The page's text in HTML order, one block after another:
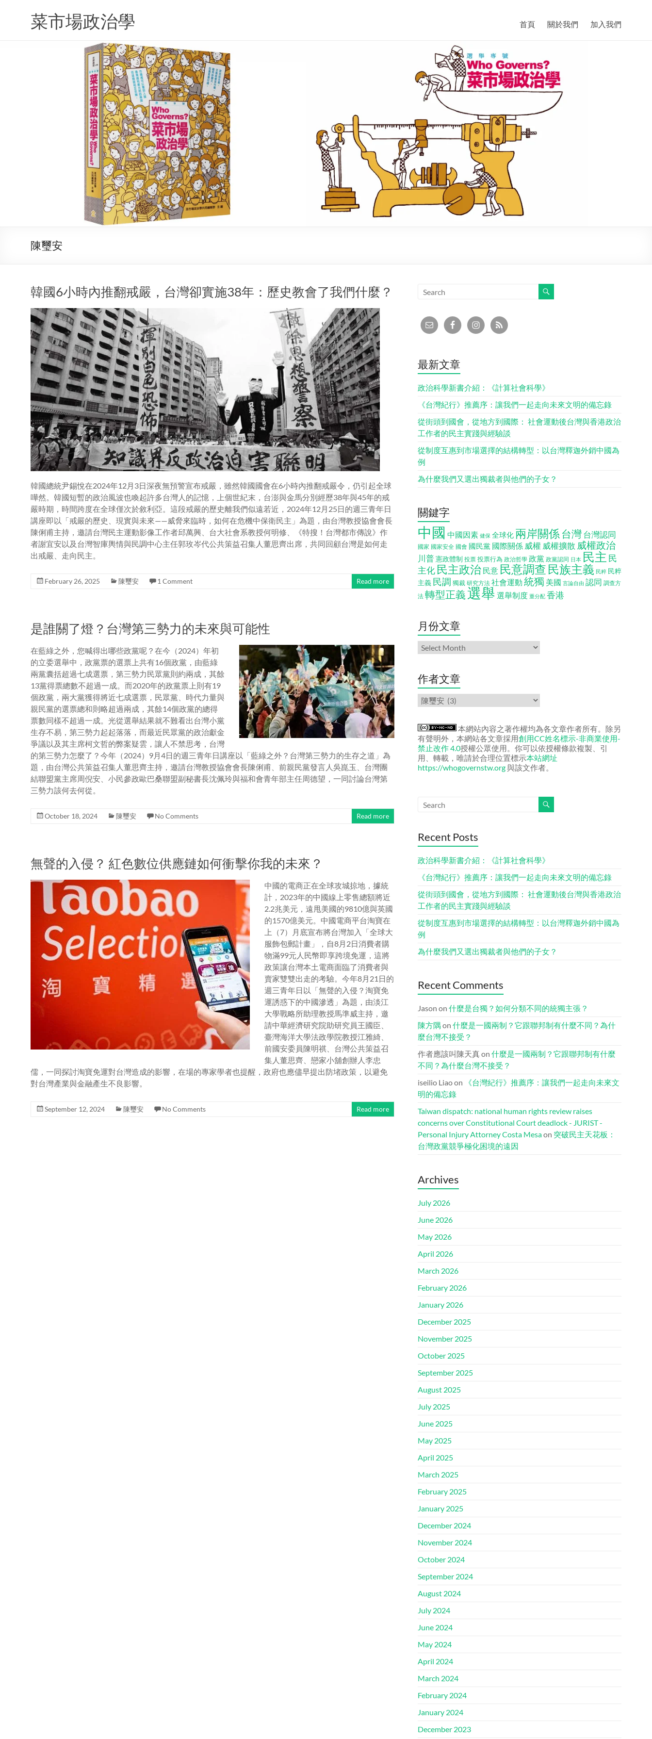
菜市場政治學 首頁 關於我們 加入我們
陳璽安
韓國6小時內推翻戒嚴，台灣卻實施38年：歷史教會了我們什麼？
韓國總統尹錫悅在2024年12月3日深夜無預警宣布戒嚴，雖然韓國國會在6小時內推翻戒嚴令，仍引起全球
嘩然。韓國短暫的政治風波也喚起許多台灣人的記憶，上個世紀末，台澎與金馬分別經歷38年與45年的戒
嚴時期，時間跨度在全球僅次於敘利亞。這段戒嚴的歷史離我們似遠若近，2024年12月25日的週三青年日
講座即以「戒嚴的歷史、現實與未來——威脅來臨時，如何在危機中保衛民主」為題，由台灣教授協會會長
陳俐甫主持，邀請台灣民主運動影像工作者邱萬興、台大社會系教授何明修、《特搜！台灣都市傳說》作
者謝宜安以及台灣智庫輿情與民調中心主任郭玫岑代公共策益召集人董思齊出席，共同回顧台灣是如何走
出戒嚴、走向民主。
February 26, 2025 陳璽安 1 Comment Read more
是誰關了燈？台灣第三勢力的未來與可能性
在藍綠之外，您喊得出哪些政黨呢？在今（2024）年初
的立委選舉中，政黨票的選票上共有16個政黨，由藍綠
兩黨囊括超過七成選票，第三勢力民眾黨則約兩成，其餘
13黨得票總數不超過一成。而2020年的政黨票上則有19
個政黨，兩大黨獲得將近七成選票，民眾黨、時代力量與
親民黨的選票總和則略超過兩成，其餘14個政黨的總得
票數同樣不超過一成。光從選舉結果就不難看出台灣小黨
生存不易，第三勢力起起落落，而最近民眾黨的政治獻金
爭議以及其主席柯文哲的弊案疑雲，讓人不禁思考，台灣
的第三勢力怎麼了？今年（2024）9月4日的週三青年日講座以「藍綠之外？台灣第三勢力的生存之道」為
題，由台灣公共策益召集人董思齊主持，邀請台灣教授協會會長陳俐甫、前親民黨發言人吳崑玉、台灣團
結聯盟黨主席周倪安、小民參政歐巴桑聯盟副秘書長沈佩玲與福和會青年部主任周德望，一同討論台灣第
三勢力該何去何從。
October 18, 2024 陳璽安 No Comments Read more
無聲的入侵？ 紅色數位供應鏈如何衝擊你我的未來？
中國的電商正在全球攻城掠地，據統
計，2023年的中國線上零售總額將近
2.2兆美元，遠甩美國的9810億與英國
的1570億美元。中國電商平台淘寶在
上（7）月底宣布將台灣加入「全球大
服飾包郵計畫」，自8月2日消費者購
物滿99元人民幣即享跨境免運，這將
政策讓台灣本土電商面臨了消費者與
賣家雙雙出走的考驗。今年8月21日的
週三青年日以「無聲的入侵？淘寶免
運誘惑下的中國滲透」為題，由淡江
大學戰略所助理教授馬準威主持，邀
請中華經濟研究院助研究員王國臣、
臺灣海洋大學法政學院教授江雅綺、
前國安委員陳明祺、台灣公共策益召
集人董思齊、戀家小舖創辦人李忠
儒，一同探討淘寶免運對台灣造成的影響，在場的專家學者也提醒，政府也應儘早提出防堵政策，以避免
對台灣產業與金融產生不良影響。
September 12, 2024 陳璽安 No Comments Read more
最新文章
政治科學新書介紹：《計算社會科學》
《台灣紀行》推薦序：讓我們一起走向未來文明的備忘錄
從街頭到國會，從地方到國際： 社會運動後台灣與香港政治
工作者的民主實踐與經驗談
從制度互惠到市場選擇的結構轉型：以台灣釋迦外銷中國為
例
為什麼我們又選出獨裁者與他們的子女？
關鍵字
中國 中國因素 健保 全球化 兩岸關係 台灣台灣認同
國家 國家安全 國會 國民黨 國際關係 威權 威權擴散 威權政治
川普憲政體制 投票 投票行為 政治哲學 政黨 政黨認同 日本 民主 民
主化民主政治 民意 民意調查 民族主義 民粹 民粹
主義 民調 獨裁 研究方法 社會運動 統獨 美國 言論自由 認同 調查方
法 轉型正義 選舉 選舉制度 重分配 香港
月份文章
月
份
章
作者文章
作
者
章
本網站內容之著作權均為各文章作者所有。除另
有聲明外，本網站各文章採用創用CC姓名標示-非商業使用-
禁止改作 4.0授權公眾使用。你可以依授權條款複製、引
用、轉載，唯請於合理位置標示本站網址
https://whogovernstw.org與該文作者。
Recent Posts
政治科學新書介紹：《計算社會科學》
《台灣紀行》推薦序：讓我們一起走向未來文明的備忘錄
從街頭到國會，從地方到國際： 社會運動後台灣與香港政治
工作者的民主實踐與經驗談
從制度互惠到市場選擇的結構轉型：以台灣釋迦外銷中國為
例
為什麼我們又選出獨裁者與他們的子女？
Recent Comments
Jason on 什麼是台獨？如何分類不同的統獨主張？
陳方隅 on 什麼是一國兩制？它跟聯邦制有什麼不同？為什
麼台灣不接受？
作者應該叫陳天真on 什麼是一國兩制？它跟聯邦制有什麼
不同？為什麼台灣不接受？
iseilio Liaoon
《台灣紀行》推薦序：讓我們一起走向未來文
明的備忘錄
Taiwan dispatch: national human rights review raises
concerns over Constitutional Court deadlock - JURIST -
Personal Injury Attorney Costa Mesaon 突破民主天花板：
台灣政黨競爭極化困境的遠因
Archives
July 2026
June 2026
May 2026
April 2026
March 2026
February 2026
January 2026
December 2025
November 2025
October 2025
September 2025
August 2025
July 2025
June 2025
May 2025
April 2025
March 2025
February 2025
January 2025
December 2024
November 2024
October 2024
September 2024
August 2024
July 2024
June 2024
May 2024
April 2024
March 2024
February 2024
January 2024
December 2023